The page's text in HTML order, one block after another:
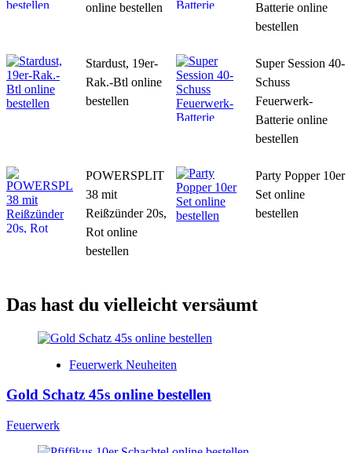
online bestellen
Batterie online
bestellen
Stardust, 19er-
Rak.-Btl online
bestellen
Super Session 40-
Schuss
Feuerwerk-
Batterie online
bestellen
POWERSPLIT
38 mit
Reißzünder 20s,
Rot online
bestellen
Party Popper 10er
Set online
bestellen
Das hast du vielleicht versäumt
Feuerwerk Neuheiten
Gold Schatz 45s online bestellen
Feuerwerk